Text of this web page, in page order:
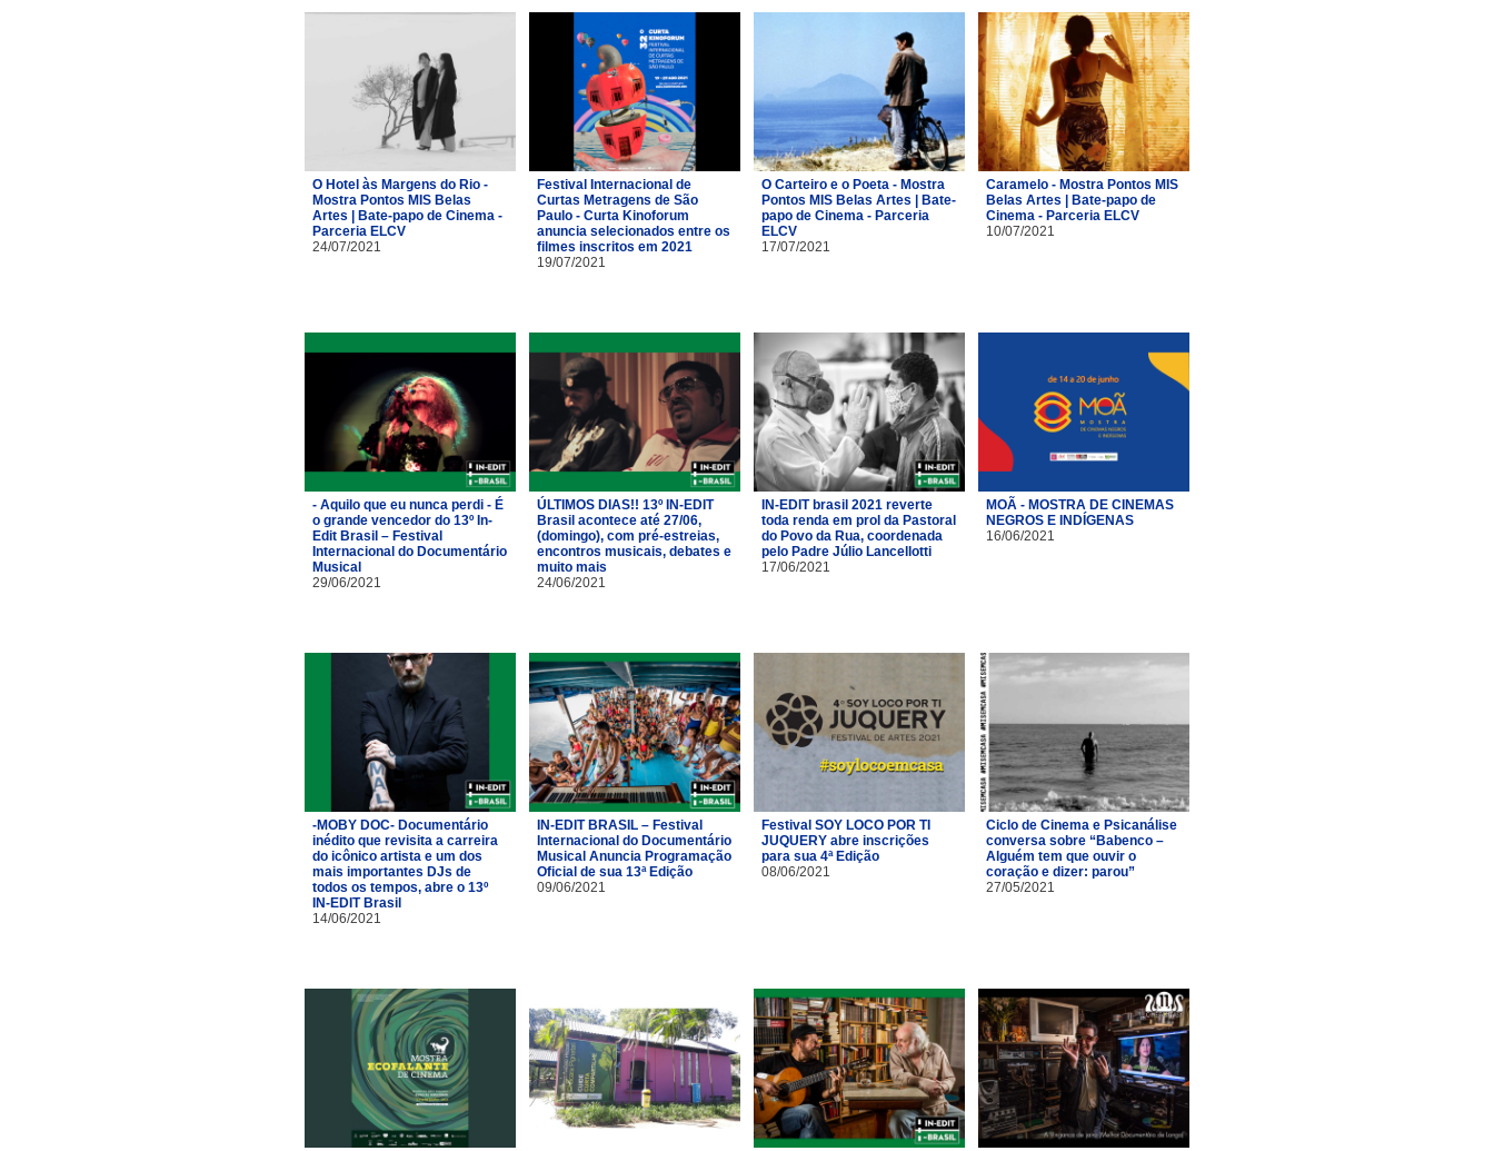
O Hotel às Margens do Rio -
Mostra Pontos MIS Belas
Artes | Bate-papo de Cinema -
Parceria ELCV
24/07/2021
Festival Internacional de
Curtas Metragens de São
Paulo - Curta Kinoforum
anuncia selecionados entre os
filmes inscritos em 2021
19/07/2021
O Carteiro e o Poeta - Mostra
Pontos MIS Belas Artes | Bate-
papo de Cinema - Parceria
ELCV
17/07/2021
Caramelo - Mostra Pontos MIS
Belas Artes | Bate-papo de
Cinema - Parceria ELCV
10/07/2021
- Aquilo que eu nunca perdi - É
o grande vencedor do 13º In-
Edit Brasil – Festival
Internacional do Documentário
Musical
29/06/2021
ÚLTIMOS DIAS!! 13º IN-EDIT
Brasil acontece até 27/06,
(domingo), com pré-estreias,
encontros musicais, debates e
muito mais
24/06/2021
IN-EDIT brasil 2021 reverte
toda renda em prol da Pastoral
do Povo da Rua, coordenada
pelo Padre Júlio Lancellotti
17/06/2021
MOÃ - MOSTRA DE CINEMAS
NEGROS E INDÍGENAS
16/06/2021
-MOBY DOC- Documentário
inédito que revisita a carreira
do icônico artista e um dos
mais importantes DJs de
todos os tempos, abre o 13º
IN-EDIT Brasil
14/06/2021
IN-EDIT BRASIL – Festival
Internacional do Documentário
Musical Anuncia Programação
Oficial de sua 13ª Edição
09/06/2021
Festival SOY LOCO POR TI
JUQUERY abre inscrições
para sua 4ª Edição
08/06/2021
Ciclo de Cinema e Psicanálise
conversa sobre “Babenco –
Alguém tem que ouvir o
coração e dizer: parou”
27/05/2021